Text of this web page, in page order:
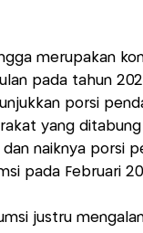
merupakan
pada tahun
porsi
yang ditabung
dan naiknya porsi
pada Februari
justru